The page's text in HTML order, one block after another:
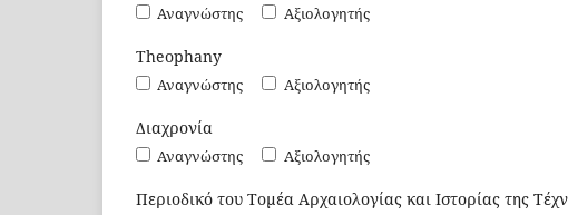
Αναγνώστης Αξιολογητής
Theophany
Αναγνώστης Αξιολογητής
Διαχρονία
Αναγνώστης Αξιολογητής
Περιοδικό του Τομέα Αρχαιολογίας και Ιστορίας της